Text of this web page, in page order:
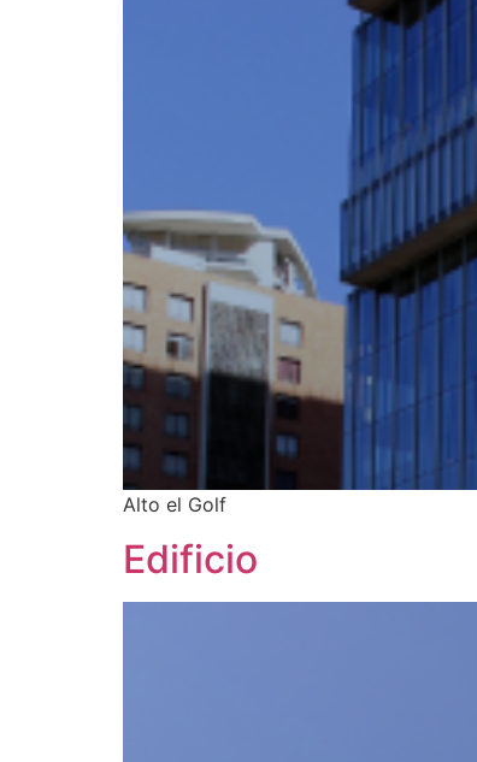
Alto el Golf
Edificio